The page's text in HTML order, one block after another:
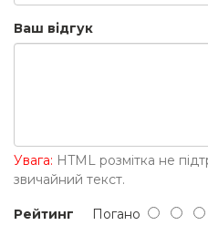
Ваш відгук
Увага: HTML розмітка не
звичайний текст.
Рейтинг Погано